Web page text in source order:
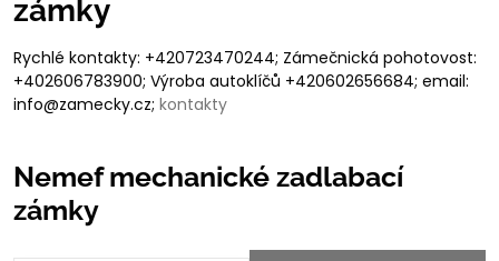
zámky
Rychlé kontakty: +420723470244; Zámečnická pohotovost:
+402606783900; Výroba autoklíčů +420602656684; email:
info@zamecky.cz; kontakty
Nemef mechanické zadlabací
zámky